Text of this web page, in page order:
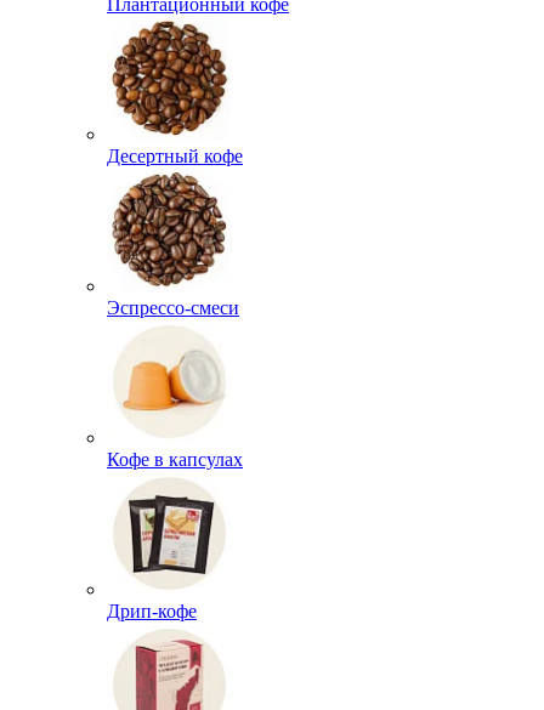
Плантационный кофе
Десертный кофе
Эспрессо-смеси
Кофе в капсулах
Дрип-кофе